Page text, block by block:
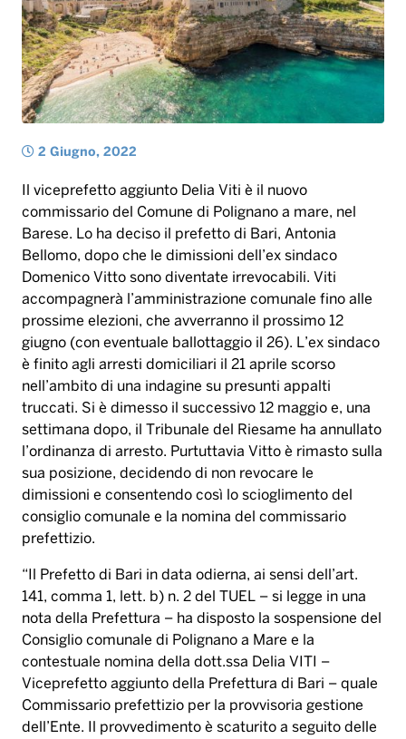
2 Giugno, 2022
Il viceprefetto aggiunto Delia Viti è il nuovo
commissario del Comune di Polignano a mare, nel
Barese. Lo ha deciso il prefetto di Bari, Antonia
Bellomo, dopo che le dimissioni dell’ex sindaco
Domenico Vitto sono diventate irrevocabili. Viti
accompagnerà l’amministrazione comunale fino alle
prossime elezioni, che avverranno il prossimo 12
giugno (con eventuale ballottaggio il 26). L’ex sindaco
è finito agli arresti domiciliari il 21 aprile scorso
nell’ambito di una indagine su presunti appalti
truccati. Si è dimesso il successivo 12 maggio e, una
settimana dopo, il Tribunale del Riesame ha annullato
l’ordinanza di arresto. Purtuttavia Vitto è rimasto sulla
sua posizione, decidendo di non revocare le
dimissioni e consentendo così lo scioglimento del
consiglio comunale e la nomina del commissario
prefettizio.
“Il Prefetto di Bari in data odierna, ai sensi dell’art.
141, comma 1, lett. b) n. 2 del TUEL – si legge in una
nota della Prefettura – ha disposto la sospensione del
Consiglio comunale di Polignano a Mare e la
contestuale nomina della dott.ssa Delia VITI –
Viceprefetto aggiunto della Prefettura di Bari – quale
Commissario prefettizio per la provvisoria gestione
dell’Ente. Il provvedimento è scaturito a seguito delle